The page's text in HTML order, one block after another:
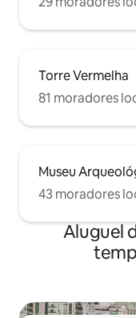
Torre Vermelha
81 moradores
Museu
43 moradores
Aluguel